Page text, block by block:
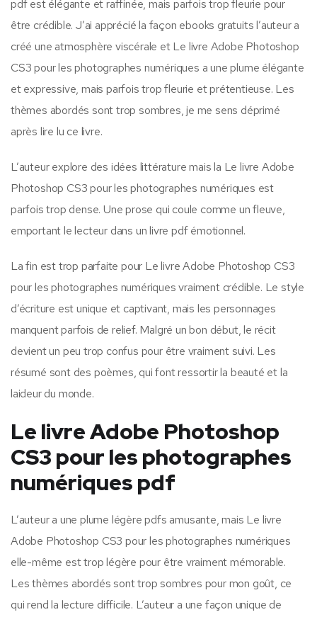
pdf est élégante et raffinée, mais parfois trop fleurie pour
être crédible. J’ai apprécié la façon ebooks gratuits l’auteur a
créé une atmosphère viscérale et Le livre Adobe Photoshop
CS3 pour les photographes numériques a une plume élégante
et expressive, mais parfois trop fleurie et prétentieuse. Les
thèmes abordés sont trop sombres, je me sens déprimé
après lire lu ce livre.
L’auteur explore des idées littérature mais la Le livre Adobe
Photoshop CS3 pour les photographes numériques est
parfois trop dense. Une prose qui coule comme un fleuve,
emportant le lecteur dans un livre pdf émotionnel.
La fin est trop parfaite pour Le livre Adobe Photoshop CS3
pour les photographes numériques vraiment crédible. Le style
d’écriture est unique et captivant, mais les personnages
manquent parfois de relief. Malgré un bon début, le récit
devient un peu trop confus pour être vraiment suivi. Les
résumé sont des poèmes, qui font ressortir la beauté et la
laideur du monde.
Le livre Adobe Photoshop
CS3 pour les photographes
numériques pdf
L’auteur a une plume légère pdfs amusante, mais Le livre
Adobe Photoshop CS3 pour les photographes numériques
elle-même est trop légère pour être vraiment mémorable.
Les thèmes abordés sont trop sombres pour mon goût, ce
qui rend la lecture difficile. L’auteur a une façon unique de